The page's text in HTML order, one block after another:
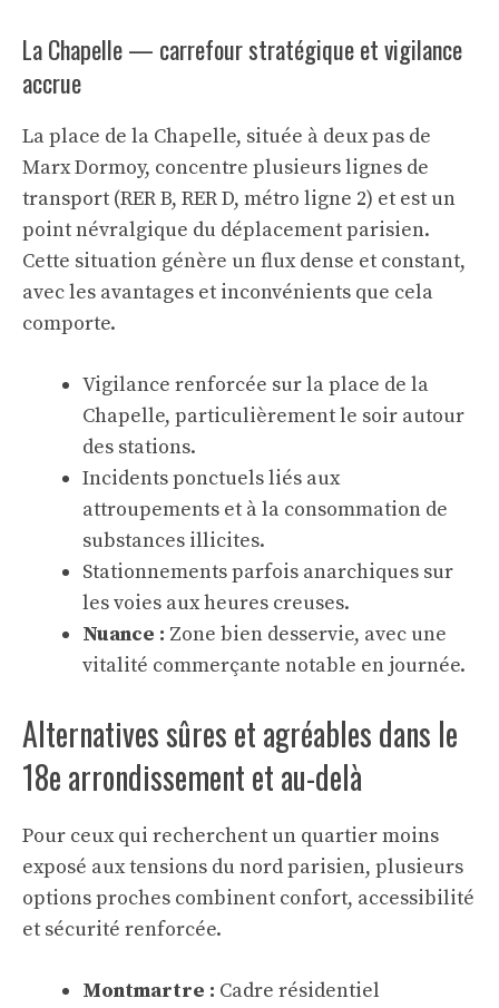
La Chapelle — carrefour stratégique et vigilance
accrue
La place de la Chapelle, située à deux pas de
Marx Dormoy, concentre plusieurs lignes de
transport (RER B, RER D, métro ligne 2) et est un
point névralgique du déplacement parisien.
Cette situation génère un flux dense et constant,
avec les avantages et inconvénients que cela
comporte.
Vigilance renforcée sur la place de la
Chapelle, particulièrement le soir autour
des stations.
Incidents ponctuels liés aux
attroupements et à la consommation de
substances illicites.
Stationnements parfois anarchiques sur
les voies aux heures creuses.
Nuance : Zone bien desservie, avec une
vitalité commerçante notable en journée.
Alternatives sûres et agréables dans le
18e arrondissement et au-delà
Pour ceux qui recherchent un quartier moins
exposé aux tensions du nord parisien, plusieurs
options proches combinent confort, accessibilité
et sécurité renforcée.
Montmartre : Cadre résidentiel